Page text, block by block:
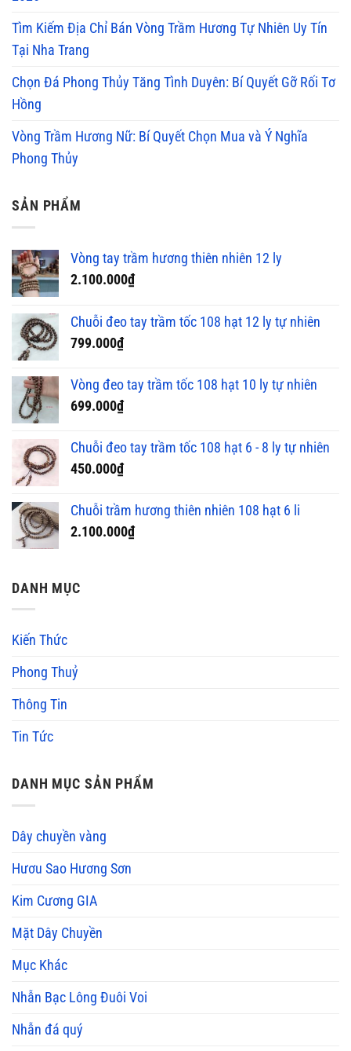
Tìm Kiếm Địa Chỉ Bán Vòng Trầm Hương Tự Nhiên Uy Tín
Tại Nha Trang
Chọn Đá Phong Thủy Tăng Tình Duyên: Bí Quyết Gỡ Rối Tơ
Hồng
Vòng Trầm Hương Nữ: Bí Quyết Chọn Mua và Ý Nghĩa
Phong Thủy
SẢN PHẨM
Vòng tay trầm hương thiên nhiên 12 ly
2.100.000₫
Chuỗi đeo tay trầm tốc 108 hạt 12 ly tự nhiên
799.000₫
Vòng đeo tay trầm tốc 108 hạt 10 ly tự nhiên
699.000₫
Chuỗi đeo tay trầm tốc 108 hạt 6 - 8 ly tự nhiên
450.000₫
Chuỗi trầm hương thiên nhiên 108 hạt 6 li
2.100.000₫
DANH MỤC
Kiến Thức
Phong Thuỷ
Thông Tin
Tin Tức
DANH MỤC SẢN PHẨM
Dây chuyền vàng
Hươu Sao Hương Sơn
Kim Cương GIA
Mặt Dây Chuyền
Mục Khác
Nhẫn Bạc Lông Đuôi Voi
Nhẫn đá quý